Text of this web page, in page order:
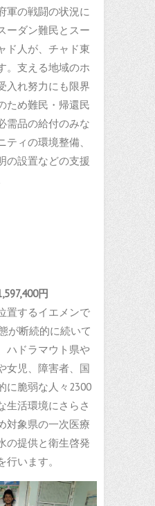
軍の戦闘の状況に
ーダン難民とスー
ド人が、チャド東
。支える地域のホ
入れ努力にも限界
ため難民・帰還民
需品の給付のみな
ィの環境整備、
の設置などの支援
円
置するイエメンで
が断続的に続いて
ハドラマウト県や
女児、障害者、国
に脆弱な人々2300
生活環境にさらさ
対象県の一次医療
の提供と衛生啓発
います。